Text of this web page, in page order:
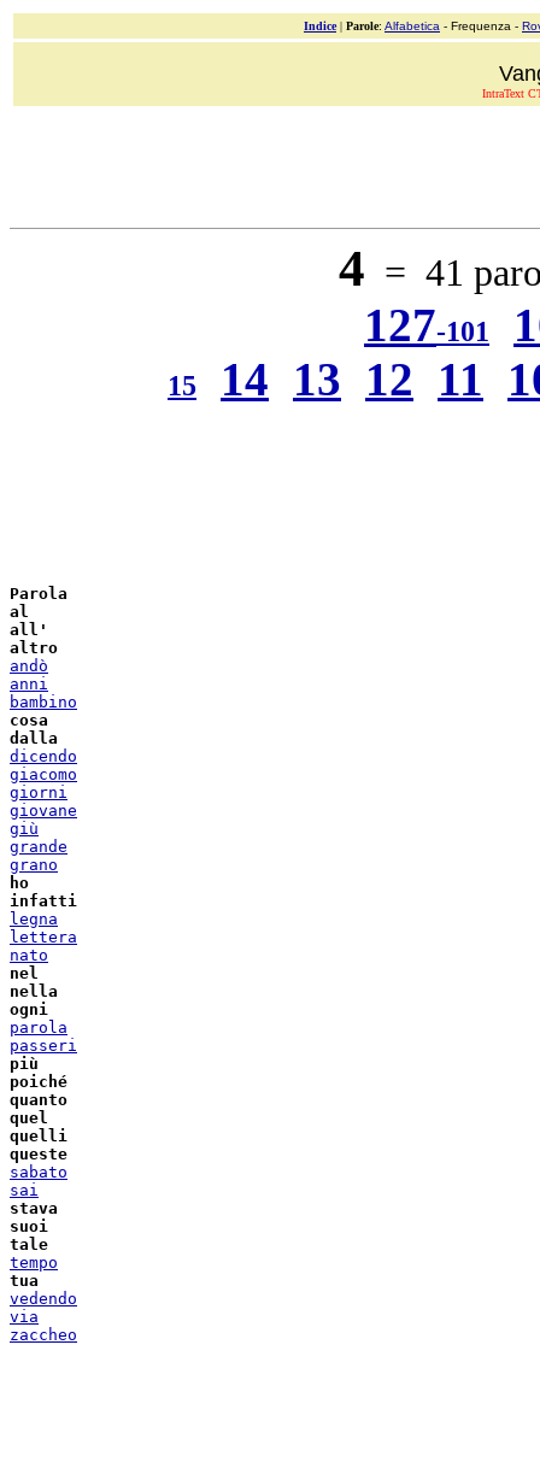
Indice| Parole: Alfabetica - Frequenza -
IntraText
4 = 41
127-101
15 14 13 12 11
Parola
al
all'
altro
andò
anni
bambino
cosa
dalla
dicendo
giacomo
giorni
giovane
giù
grande
grano
ho
infatti
legna
lettera
nato
nel
nella
ogni
parola
passeri
più
poiché
quanto
quel
quelli
queste
sabato
sai
stava
suoi
tale
tempo
tua
vedendo
via
zaccheo